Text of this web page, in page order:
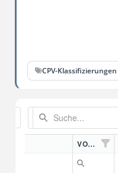
CPV-Klassifizierungen
VORDN.